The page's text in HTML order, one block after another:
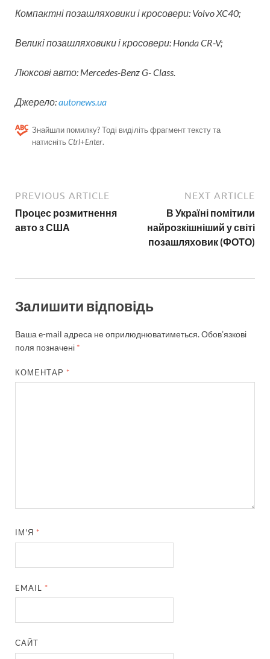
Компактні позашляховики і кросовери: Volvo XC40;
Великі позашляховики і кросовери: Honda CR-V;
Люксові авто: Mercedes-Benz G- Class.
Джерело:autonews.ua
Знайшли помилку? Тоді виділіть фрагмент тексту та
натисніть Ctrl+Enter.
PREVIOUS ARTICLE
Процес розмитнення
авто з США
NEXT ARTICLE
В Україні помітили
найрозкішніший у світі
позашляховик (ФОТО)
Залишити відповідь
Ваша e-mail адреса не оприлюднюватиметься.Обов’язкові
поля позначені *
КОМЕНТАР *
ІМ'Я *
EMAIL *
САЙТ